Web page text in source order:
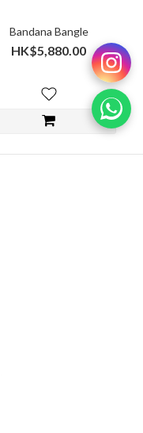
Bandana Bangle
HK$5,880.00